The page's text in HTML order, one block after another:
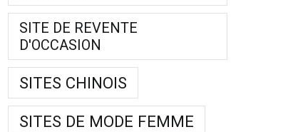
SITE DE REVENTE
D'OCCASION
SITES CHINOIS
SITES DE MODE FEMME